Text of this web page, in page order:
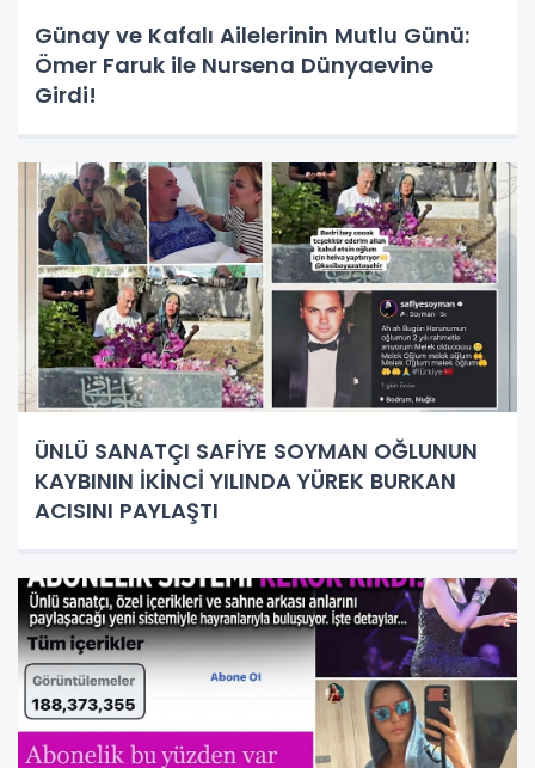
Günay ve Kafalı Ailelerinin Mutlu Günü:
Ömer Faruk ile Nursena Dünyaevine
Girdi!
ÜNLÜ SANATÇI SAFİYE SOYMAN OĞLUNUN
KAYBININ İKİNCİ YILINDA YÜREK BURKAN
ACISINI PAYLAŞTI